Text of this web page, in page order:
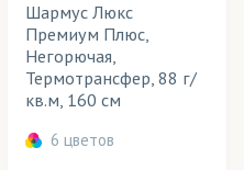
Шармус Люкс
Премиум Плюс,
Негорючая,
Термотрансфер, 88 г/
кв.м, 160 см
6 цветов